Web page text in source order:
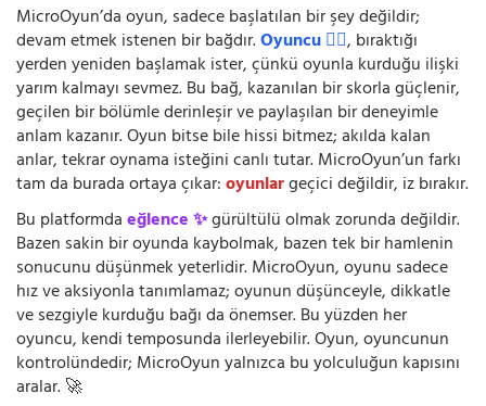
MicroOyun’da oyun, sadece başlatılan bir şey değildir;
devam etmek istenen bir bağdır.Oyuncu 🧍‍♂️, bıraktığı
yerden yeniden başlamak ister, çünkü oyunla kurduğu ilişki
yarım kalmayı sevmez. Bu bağ, kazanılan bir skorla güçlenir,
geçilen bir bölümle derinleşir ve paylaşılan bir deneyimle
anlam kazanır. Oyun bitse bile hissi bitmez; akılda kalan
anlar, tekrar oynama isteğini canlı tutar. MicroOyun’un farkı
tam da burada ortaya çıkar:oyunlargeçici değildir, iz bırakır.
Bu platformdaeğlence ✨gürültülü olmak zorunda değildir.
Bazen sakin bir oyunda kaybolmak, bazen tek bir hamlenin
sonucunu düşünmek yeterlidir. MicroOyun, oyunu sadece
hız ve aksiyonla tanımlamaz; oyunun düşünceyle, dikkatle
ve sezgiyle kurduğu bağı da önemser. Bu yüzden her
oyuncu, kendi temposunda ilerleyebilir. Oyun, oyuncunun
kontrolündedir; MicroOyun yalnızca bu yolculuğun kapısını
aralar. 🚀